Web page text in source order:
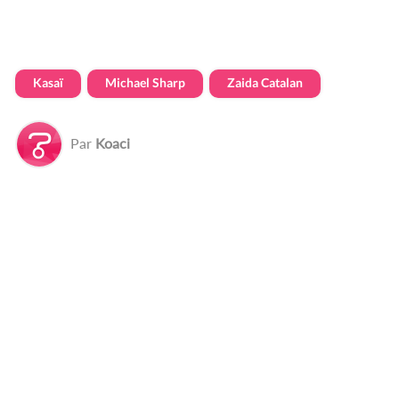
Kasaï Michael Sharp Zaida Catalan
Par Koaci